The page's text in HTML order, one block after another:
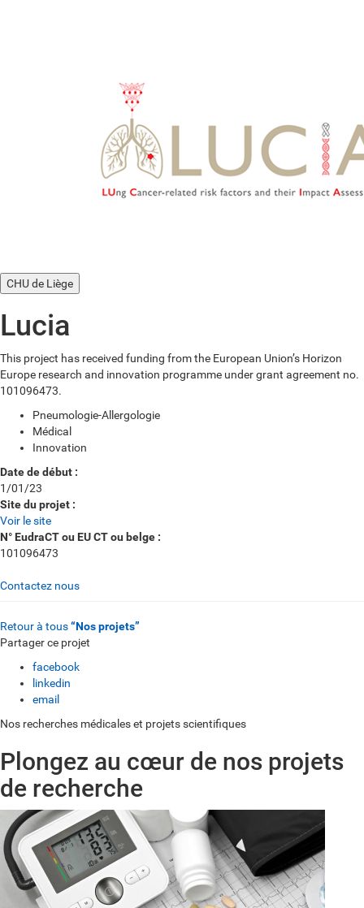
CHU de Liège
Lucia
This project has received funding from the European Union’s Horizon
Europe research and innovation programme under grant agreement no.
101096473.
Pneumologie-Allergologie
Médical
Innovation
Date de début :
1/01/23
Site du projet :
Voir le site
N° EudraCT ou EU CT ou belge :
101096473
Contactez nous
Retour à tous“Nos projets”
Partager ce projet
facebook
linkedin
email
Nos recherches médicales et projets scientifiques
Plongez au cœur de nos projets
de recherche